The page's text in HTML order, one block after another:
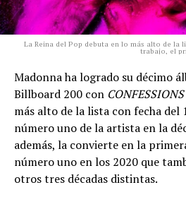
La Reina del Pop debuta en lo más alto de la
trabajo, el
Madonna ha logrado su décimo
Billboard 200 con
más alto de la lista con fecha del
número uno de la artista en la
además, la convierte en la
número uno en los 2020 que
otros tres décadas distintas.